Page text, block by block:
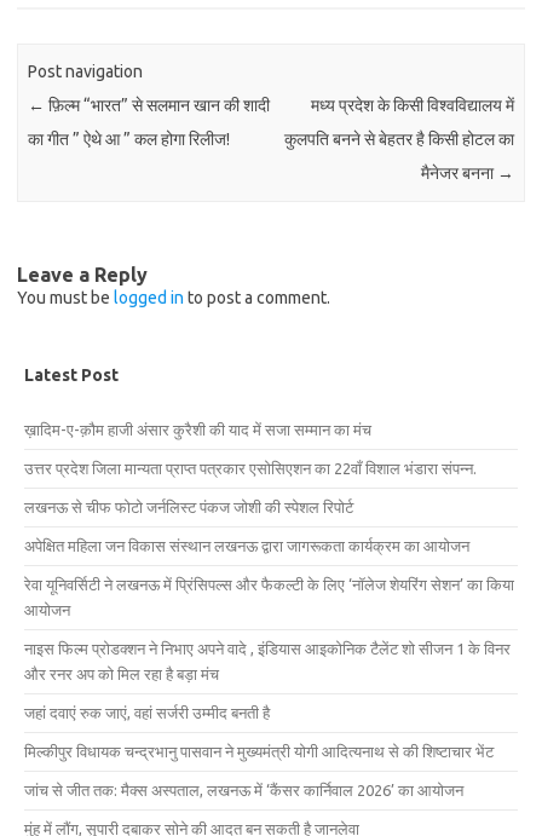
Post navigation
← फ़िल्म “भारत” से सलमान खान की शादी
का गीत ” ऐथे आ ” कल होगा रिलीज!
मध्य प्रदेश के किसी विश्वविद्यालय में
कुलपति बनने से बेहतर है किसी होटल का
मैनेजर बनना →
Leave a Reply
You must be logged in to post a comment.
Latest Post
ख़ादिम-ए-क़ौम हाजी अंसार कुरैशी की याद में सजा सम्मान का मंच
उत्तर प्रदेश जिला मान्यता प्राप्त पत्रकार एसोसिएशन का 22वाँ विशाल भंडारा संपन्न.
लखनऊ से चीफ फोटो जर्नलिस्ट पंकज जोशी की स्पेशल रिपोर्ट
अपेक्षित महिला जन विकास संस्थान लखनऊ द्वारा जागरूकता कार्यक्रम का आयोजन
रेवा यूनिवर्सिटी ने लखनऊ में प्रिंसिपल्स और फैकल्टी के लिए ‘नॉलेज शेयरिंग सेशन’ का किया
आयोजन
नाइस फिल्म प्रोडक्शन ने निभाए अपने वादे , इंडियास आइकोनिक टैलेंट शो सीजन 1 के विनर
और रनर अप को मिल रहा है बड़ा मंच
जहां दवाएं रुक जाएं, वहां सर्जरी उम्मीद बनती है
मिल्कीपुर विधायक चन्द्रभानु पासवान ने मुख्यमंत्री योगी आदित्यनाथ से की शिष्टाचार भेंट
जांच से जीत तक: मैक्स अस्पताल, लखनऊ में ‘कैंसर कार्निवाल 2026’ का आयोजन
मुंह में लौंग, सुपारी दबाकर सोने की आदत बन सकती है जानलेवा